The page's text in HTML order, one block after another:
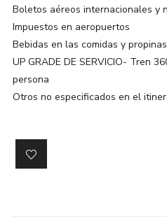
Boletos aéreos internacionales y
Impuestos en aeropuertos
Bebidas en las comidas y propinas
UP GRADE DE SERVICIO- Tren
persona
Otros no especificados en el